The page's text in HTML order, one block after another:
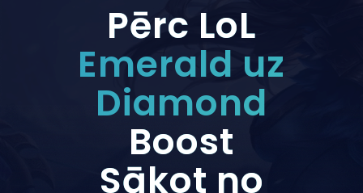
Pērc LoL
Emerald uz
Diamond
Boost
Sākot no